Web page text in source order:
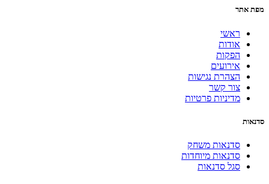
מפת אתר
ראשי
אודות
הפקות
אירועים
הצהרת נגישות
צור קשר
מדיניות פרטיות
סדנאות
סדנאות משחק
סדנאות מיוחדות
סגל סדנאות